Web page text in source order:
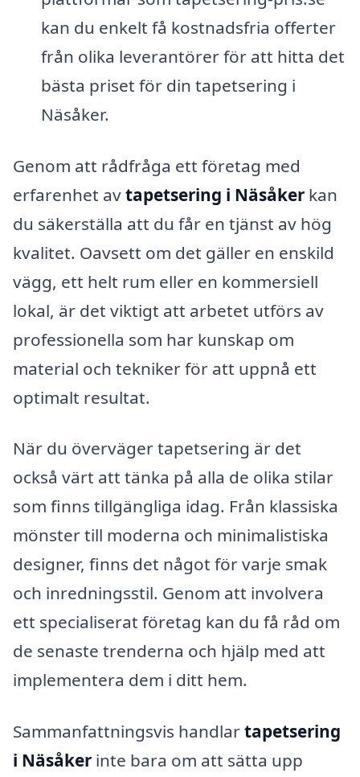
kan du enkelt få kostnadsfria offerter
från olika leverantörer för att hitta det
bästa priset för din tapetsering i
Näsåker.
Genom att rådfråga ett företag med
erfarenhet avtapetsering i Näsåker kan
du säkerställa att du får en tjänst av hög
kvalitet. Oavsett om det gäller en enskild
vägg, ett helt rum eller en kommersiell
lokal, är det viktigt att arbetet utförs av
professionella som har kunskap om
material och tekniker för att uppnå ett
optimalt resultat.
När du överväger tapetsering är det
också värt att tänka på alla de olika stilar
som finns tillgängliga idag. Från klassiska
mönster till moderna och minimalistiska
designer, finns det något för varje smak
och inredningsstil. Genom att involvera
ett specialiserat företag kan du få råd om
de senaste trenderna och hjälp med att
implementera dem i ditt hem.
Sammanfattningsvis handlartapetsering
i Näsåker inte bara om att sätta upp